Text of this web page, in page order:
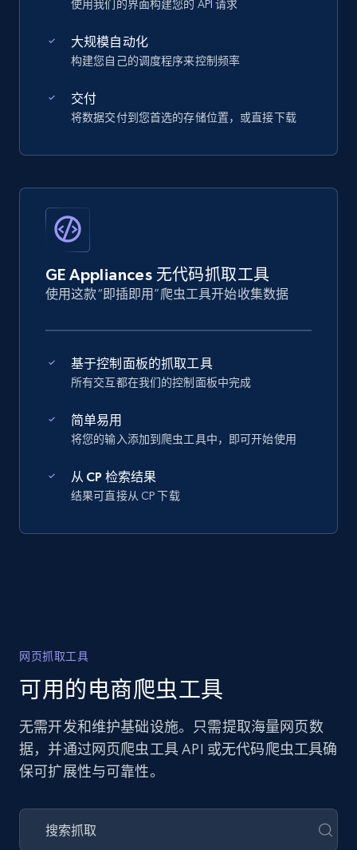
使用我们的界面构建您的 API 请求
大规模自动化
构建您自己的调度程序来控制频率
交付
将数据交付到您首选的存储位置，或直接下载
GE Appliances 无代码抓取工具
使用这款“即插即用”爬虫工具开始收集数据
基于控制面板的抓取工具
所有交互都在我们的控制面板中完成
简单易用
将您的输入添加到爬虫工具中，即可开始使用
从 CP 检索结果
结果可直接从 CP 下载
网页抓取工具
可用的电商爬虫工具
无需开发和维护基础设施。只需提取海量网页数
据，并通过网页爬虫工具 API 或无代码爬虫工具确
保可扩展性与可靠性。